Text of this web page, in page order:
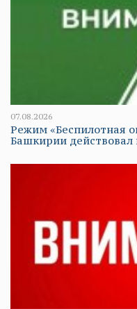
07.08.2026
Режим «Беспилотная
Башкирии действовал